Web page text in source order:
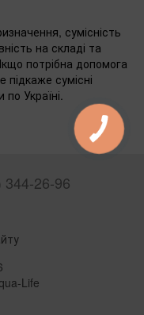
сумісність
на складі та
потрібна допомога
сумісні
Україні.
344-26-96
Life